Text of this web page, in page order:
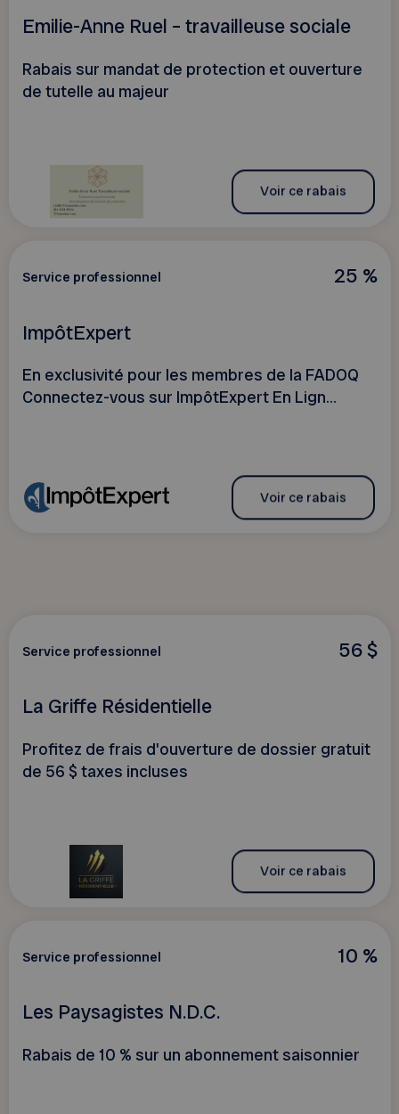
Emilie-Anne Ruel – travailleuse sociale
Rabais sur mandat de protection et ouverture
de tutelle au majeur
Voir ce rabais
25 %
Service professionnel
ImpôtExpert
En exclusivité pour les membres de la FADOQ
Connectez-vous sur ImpôtExpert En Lign...
Voir ce rabais
56 $
Service professionnel
La Griffe Résidentielle
Profitez de frais d'ouverture de dossier gratuit
de 56 $ taxes incluses
Voir ce rabais
10 %
Service professionnel
Les Paysagistes N.D.C.
Rabais de 10 % sur un abonnement saisonnier